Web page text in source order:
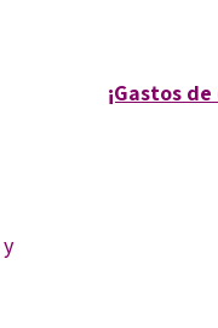
¡Gastos